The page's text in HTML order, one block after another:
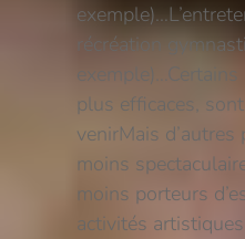
exemple)…
récréation
exemple)…
plus efficaces,
venirMais
moins
moins porteurs
activités